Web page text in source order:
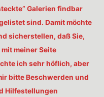
Galerien findbar
sind. Damit möchte
sicherstellen, daß Sie,
meiner Seite
ich sehr höflich, aber
bitte Beschwerden und
Hilfestellungen